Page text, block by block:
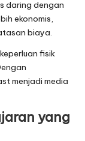
daring dengan
ekonomis,
biaya.
fisik
menjadi media
yang